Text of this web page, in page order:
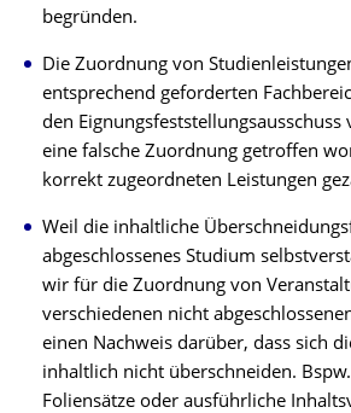
begründen.
Die Zuordnung von
entsprechend geforderten
den
eine falsche Zuordnung getroffen
korrekt zugeordneten Leistungen
Weil die inhaltliche
abgeschlossenes Studium
wir für die Zuordnung von
verschiedenen nicht
einen Nachweis darüber, dass sich
inhaltlich nicht überschneiden.
Foliensätze oder ausführliche